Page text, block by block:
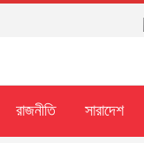
রাজনীতি সারাদেশ